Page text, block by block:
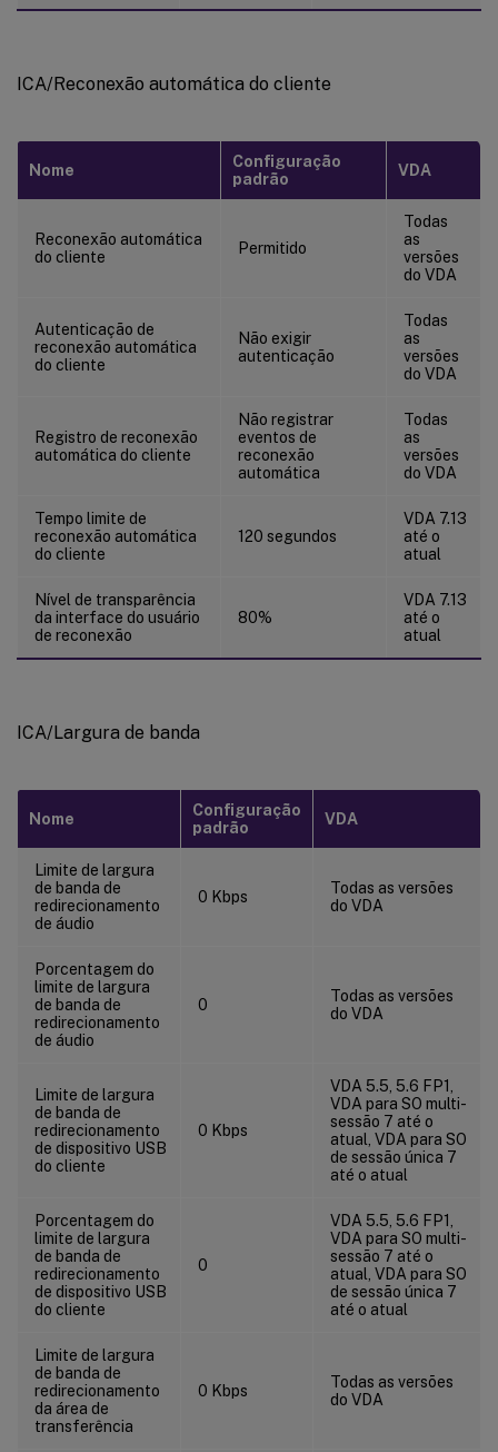
ICA/Reconexão automática do cliente
Nome
Configuração
padrão
VDA
Reconexão automática
do cliente
Permitido
Todas
as
versões
do VDA
Autenticação de
reconexão automática
do cliente
Não exigir
autenticação
Todas
as
versões
do VDA
Registro de reconexão
automática do cliente
Não registrar
eventos de
reconexão
automática
Todas
as
versões
do VDA
Tempo limite de
reconexão automática
do cliente
120 segundos
VDA 7.13
até o
atual
Nível de transparência
da interface do usuário
de reconexão
80%
VDA 7.13
até o
atual
ICA/Largura de banda
Nome
Configuração
padrão
VDA
Limite de largura
de banda de
redirecionamento
de áudio
0 Kbps
Todas as versões
do VDA
Porcentagem do
limite de largura
de banda de
redirecionamento
de áudio
0
Todas as versões
do VDA
Limite de largura
de banda de
redirecionamento
de dispositivo USB
do cliente
0 Kbps
VDA 5.5, 5.6 FP1,
VDA para SO multi-
sessão 7 até o
atual, VDA para SO
de sessão única 7
até o atual
Porcentagem do
limite de largura
de banda de
redirecionamento
de dispositivo USB
do cliente
0
VDA 5.5, 5.6 FP1,
VDA para SO multi-
sessão 7 até o
atual, VDA para SO
de sessão única 7
até o atual
Limite de largura
de banda de
redirecionamento
da área de
transferência
0 Kbps
Todas as versões
do VDA